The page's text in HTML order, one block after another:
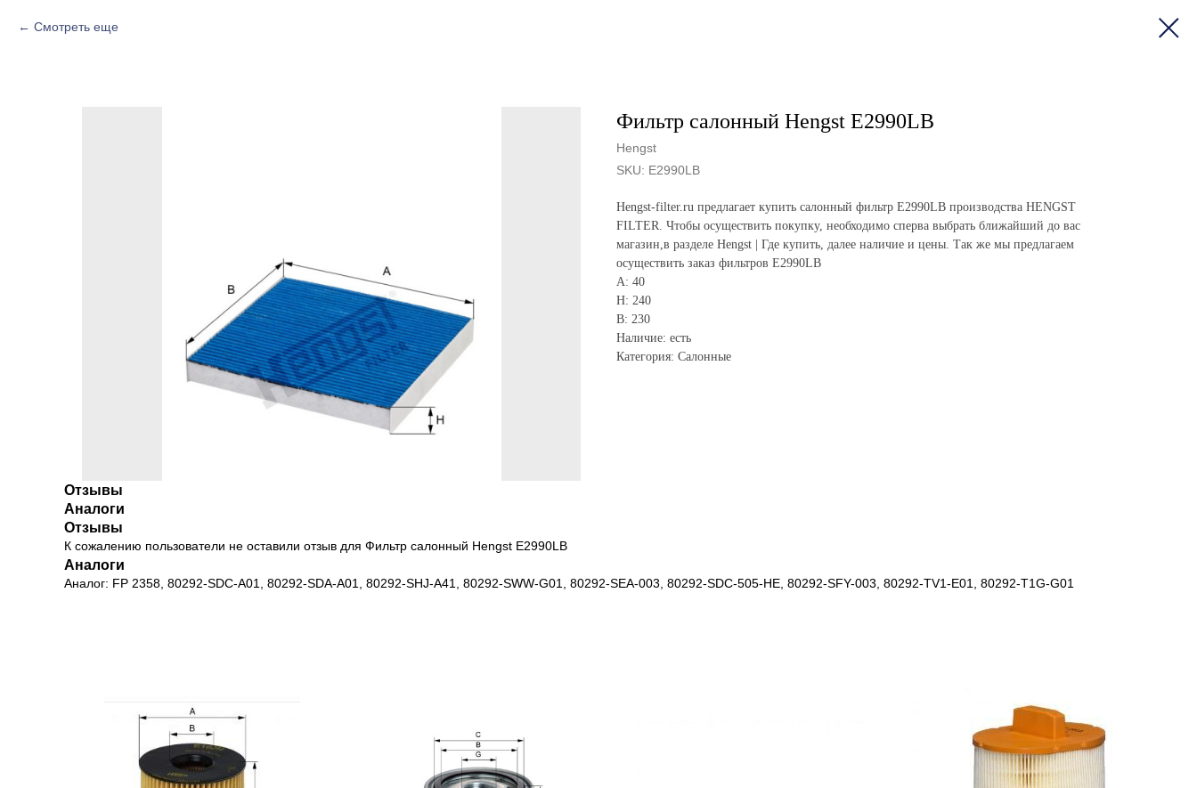
Смотреть еще
Фильтр салонный Hengst E2990LB
Hengst
SKU: E2990LB
Hengst-filter.ru предлагает купить салонный фильтр E2990LB производства HENGST
FILTER. Чтобы осуществить покупку, необходимо сперва выбрать ближайший до вас
магазин,в разделе Hengst | Где купить, далее наличие и цены. Так же мы предлагаем
осуществить заказ фильтров E2990LB
A: 40
H: 240
B: 230
Наличие: есть
Категория: Салонные
Отзывы
Аналоги
Отзывы
К сожалению пользователи не оставили отзыв для Фильтр салонный Hengst E2990LB
Аналоги
Аналог: FP 2358, 80292-SDC-A01, 80292-SDA-A01, 80292-SHJ-A41, 80292-SWW-G01, 80292-SEA-003, 80292-SDC-505-HE, 80292-SFY-003, 80292-TV1-E01, 80292-T1G-G01